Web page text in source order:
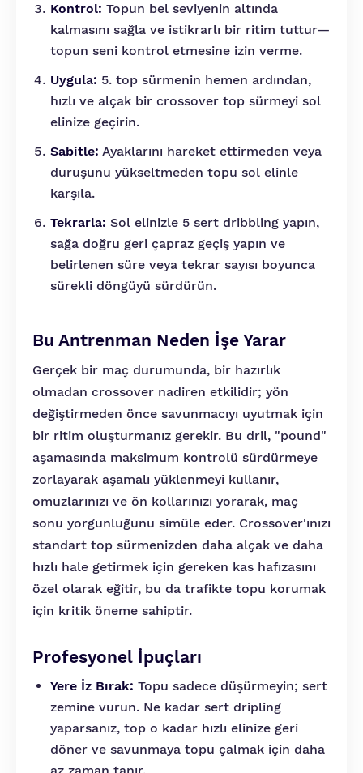
Kontrol: Topun bel seviyenin altında
kalmasını sağla ve istikrarlı bir ritim tuttur—
topun seni kontrol etmesine izin verme.
Uygula: 5. top sürmenin hemen ardından,
hızlı ve alçak bir crossover top sürmeyi sol
elinize geçirin.
Sabitle: Ayaklarını hareket ettirmeden veya
duruşunu yükseltmeden topu sol elinle
karşıla.
Tekrarla: Sol elinizle 5 sert dribbling yapın,
sağa doğru geri çapraz geçiş yapın ve
belirlenen süre veya tekrar sayısı boyunca
sürekli döngüyü sürdürün.
Bu Antrenman Neden İşe Yarar
Gerçek bir maç durumunda, bir hazırlık
olmadan crossover nadiren etkilidir; yön
değiştirmeden önce savunmacıyı uyutmak için
bir ritim oluşturmanız gerekir. Bu dril, "pound"
aşamasında maksimum kontrolü sürdürmeye
zorlayarak aşamalı yüklenmeyi kullanır,
omuzlarınızı ve ön kollarınızı yorarak, maç
sonu yorgunluğunu simüle eder. Crossover'ınızı
standart top sürmenizden daha alçak ve daha
hızlı hale getirmek için gereken kas hafızasını
özel olarak eğitir, bu da trafikte topu korumak
için kritik öneme sahiptir.
Profesyonel İpuçları
Yere İz Bırak: Topu sadece düşürmeyin; sert
zemine vurun. Ne kadar sert dripling
yaparsanız, top o kadar hızlı elinize geri
döner ve savunmaya topu çalmak için daha